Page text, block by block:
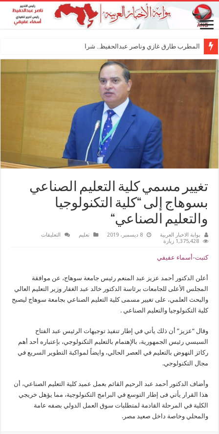
المطرب طارق غازي وناصر عبدالحفيظ.. شراكة فنية تر
تغيير مسمي كلية التعليم الصناعي
بسوهاج إلى “كلية التكنولوجيا
والتعليم الصناعي“
بوابة الاخبار العربية 8 ديسمبر، 2019 تعليم التعليقات
إلى
“كلية
التكنولوجيا
والتعليم
الصناعي“
1,375,428 زيارة
كتبت-أسماء عفيفي
أعلن الدكتور أحمد عزيز عبد المنعم رئيس جامعة سوهاج، عن موافقة
المجلس الأعلى للجامعات برئاسة الدكتور خالد عبد الغفار وزير التعليم العالي
والبحث العلمي، على تغيير مسمى كلية التعليم الصناعي بجامعة سوهاج ليصبح
كلية التكنولوجيا والتعليم الصناعي .
وقال “عزيز” أن ذلك يأتي في إطار تنفيذ توجيهات الرئيس عبد الفتاح
السيسي رئيس الجمهورية، بالإهتمام بالتعليم التكنولوجي، بإعتباره أحد أهم
ركائز النهوض بالتعليم في العصر الحالي، وايضاً لمواكبة التطوير السريع في
مجال التكنولوجي.
وأضاف الدكتور أحمد عبد الرحيم القائم بعمل عميد كلية التعليم الصناعي، أن
هذا القرار يأتي فى إطار التوسع في البرامج التكنولوجية، مما يؤهل خريجي
الكلية في المرحلة القادمة لمتطلبات سوق العمل الدولي بصفه عامة
والمحلي وخاصة داخل صعيد مصر.